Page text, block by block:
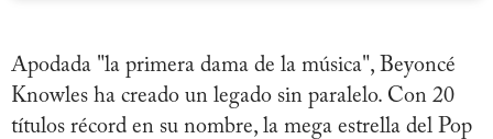
Apodada "la primera dama de la música", Beyoncé
Knowles ha creado un legado sin paralelo. Con 20
títulos récord en su nombre, la mega estrella del Pop